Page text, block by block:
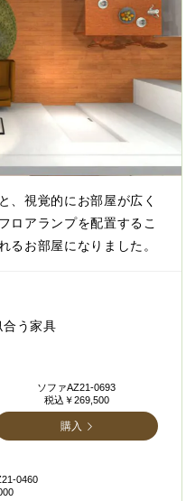
、視覚的にお部屋が広く
ロアランプを配置するこ
るお部屋になりました。
合う家具
ソファAZ21-0693
税込￥269,500
購入
0460